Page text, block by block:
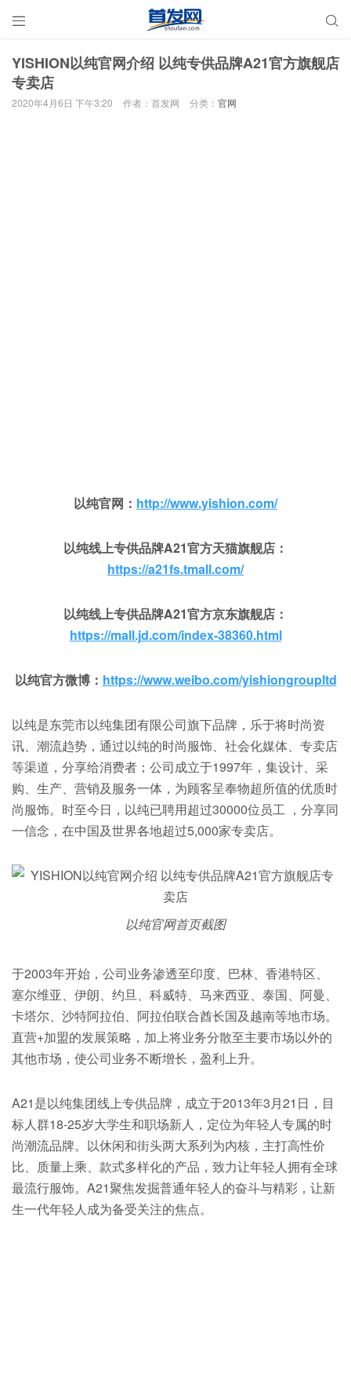
 
YISHION以纯官网介绍 以纯专供品牌A21官方旗舰店
专卖店
2020年4月6日 下午3:20 作者：首发网 分类： 官网
以纯官网： http://www.yishion.com/
以纯线上专供品牌A21官方天猫旗舰店：
https://a21fs.tmall.com/
以纯线上专供品牌A21官方京东旗舰店：
https://mall.jd.com/index-38360.html
以纯官方微博： https://www.weibo.com/yishiongroupltd
以纯是东莞市以纯集团有限公司旗下品牌，乐于将时尚资
讯、潮流趋势，通过以纯的时尚服饰、社会化媒体、专卖店
等渠道，分享给消费者；公司成立于1997年，集设计、采
购、生产、营销及服务一体，为顾客呈奉物超所值的优质时
尚服饰。时至今日，以纯已聘用超过30000位员工 ，分享同
一信念，在中国及世界各地超过5,000家专卖店。
以纯官网首页截图
于2003年开始，公司业务渗透至印度、巴林、香港特区、
塞尔维亚、伊朗、约旦、科威特、马来西亚、泰国、阿曼、
卡塔尔、沙特阿拉伯、阿拉伯联合酋长国及越南等地市场。
直营+加盟的发展策略，加上将业务分散至主要市场以外的
其他市场，使公司业务不断增长，盈利上升。
A21是以纯集团线上专供品牌，成立于2013年3月21日，目
标人群18-25岁大学生和职场新人，定位为年轻人专属的时
尚潮流品牌。以休闲和街头两大系列为内核，主打高性价
比、质量上乘、款式多样化的产品，致力让年轻人拥有全球
最流行服饰。A21聚焦发掘普通年轻人的奋斗与精彩，让新
生一代年轻人成为备受关注的焦点。